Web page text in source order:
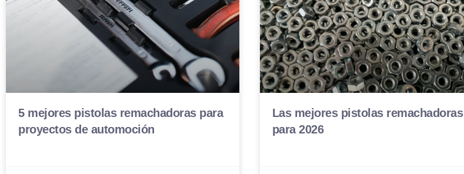
5 mejores pistolas remachadoras para
proyectos de automoción
Las mejores pistolas remachadoras
para 2026